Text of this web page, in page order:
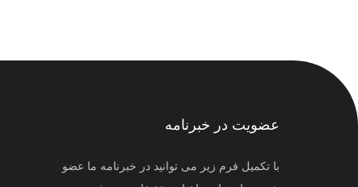
عضویت در خبرنامه
با تکمیل فرم زیر می توانید در خبرنامه ما عضو